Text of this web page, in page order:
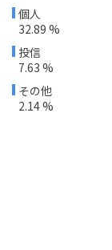
個人
32.89 %
投信
7.63 %
その他
2.14 %